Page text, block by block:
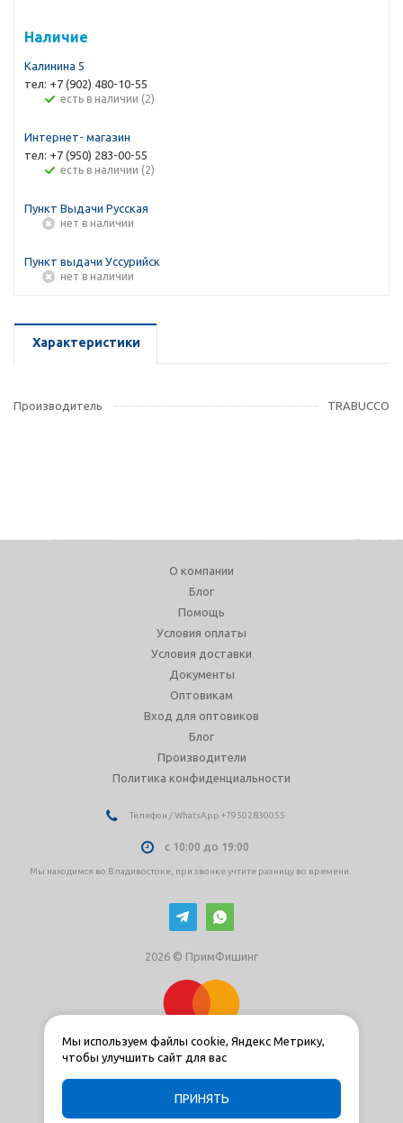
Наличие
Калинина 5
тел: +7 (902) 480-10-55
Есть в наличии (2)
Интернет- магазин
тел: +7 (950) 283-00-55
Есть в наличии (2)
Пункт Выдачи Русская
Нет в наличии
Пункт выдачи Уссурийск
Нет в наличии
Характеристики
Производитель TRABUCCO
О компании
Блог
Помощь
Условия оплаты
Условия доставки
Документы
Оптовикам
Вход для оптовиков
Блог
Производители
Политика конфиденциальности
Телефон / WhatsApp +79502830055
с 10:00 до 19:00
Мы находимся во Владивостоке, при звонке учтите разницу во времени.
2026 © ПримФишинг
Мы используем файлы cookie, Яндекс Метрику,
чтобы улучшить сайт для вас
ПРИНЯТЬ